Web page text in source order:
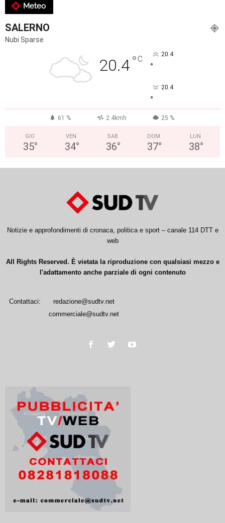
Meteo
SALERNO
Nubi Sparse
20.4°C 20.4
°
20.4
°
61 % 2.4kmh 25 %
GIO
35°
VEN
34°
SAB
36°
DOM
37°
LUN
38°
Notizie e approfondimenti di cronaca, politica e sport – canale 114 DTT e
web
All Rights Reserved. È vietata la riproduzione con qualsiasi mezzo e
l'adattamento anche parziale di ogni contenuto
Contattaci:
redazione@sudtv.net
commerciale@sudtv.net